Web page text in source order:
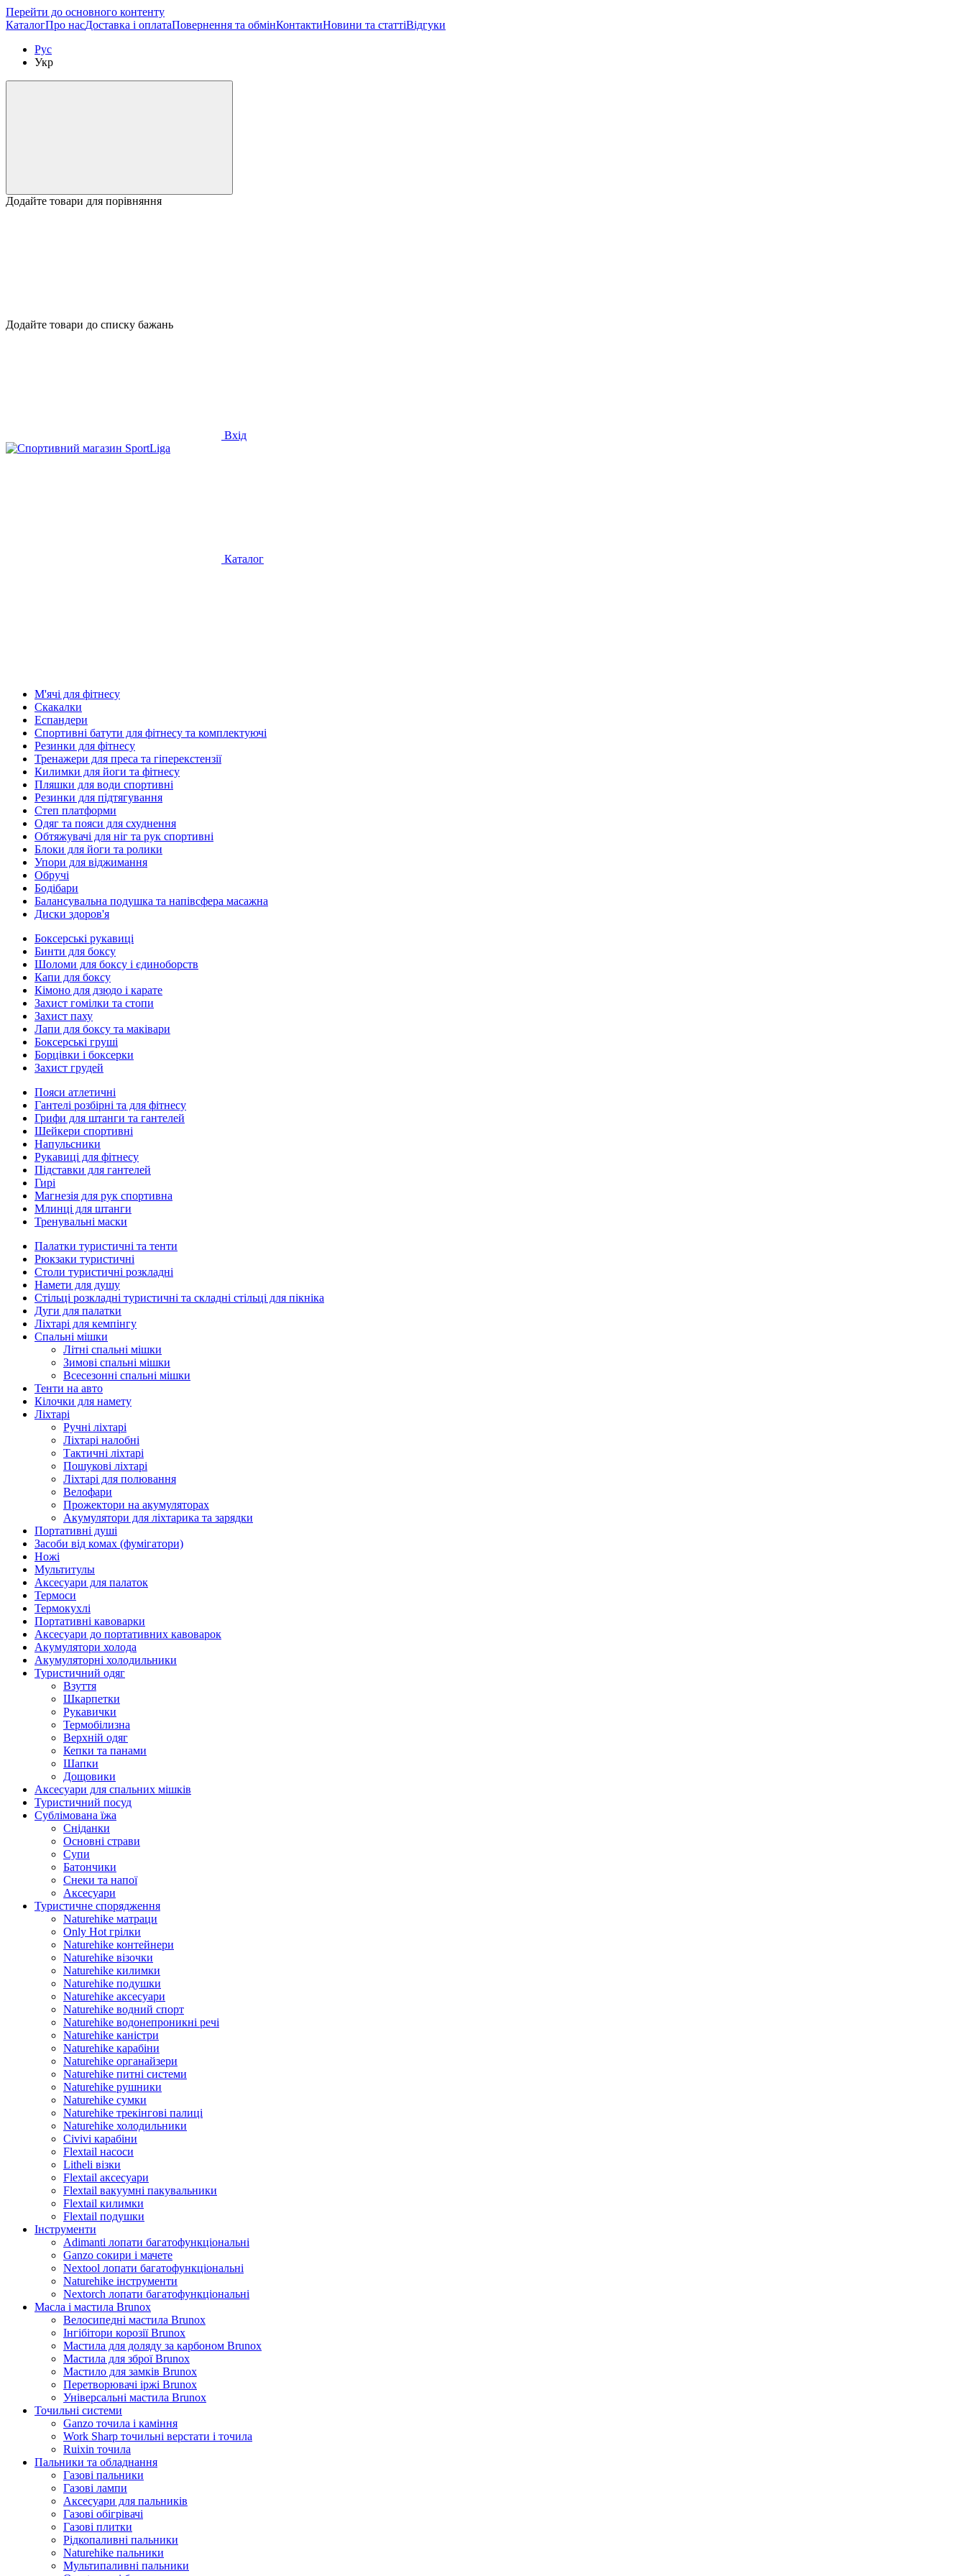
Перейти до основного контенту
КаталогПро насДоставка і оплатаПовернення та обмінКонтактиНовини та статтіВідгуки
Рус
Укр
Додайте товари для порівняння
Додайте товари до списку бажань
Вхід
Каталог
М'ячі для фітнесу
Скакалки
Еспандери
Спортивні батути для фітнесу та комплектуючі
Резинки для фітнесу
Тренажери для преса та гіперекстензії
Килимки для йоги та фітнесу
Пляшки для води спортивні
Резинки для підтягування
Степ платформи
Одяг та пояси для схуднення
Обтяжувачі для ніг та рук спортивні
Блоки для йоги та ролики
Упори для віджимання
Обручі
Бодібари
Балансувальна подушка та напівсфера масажна
Диски здоров'я
Боксерські рукавиці
Бинти для боксу
Шоломи для боксу і єдиноборств
Капи для боксу
Кімоно для дзюдо і карате
Захист гомілки та стопи
Захист паху
Лапи для боксу та маківари
Боксерські груші
Борцівки і боксерки
Захист грудей
Пояси атлетичні
Гантелі розбірні та для фітнесу
Грифи для штанги та гантелей
Шейкери спортивні
Напульсники
Рукавиці для фітнесу
Підставки для гантелей
Гирі
Магнезія для рук спортивна
Млинці для штанги
Тренувальні маски
Палатки туристичні та тенти
Рюкзаки туристичні
Столи туристичні розкладні
Намети для душу
Стільці розкладні туристичні та складні стільці для пікніка
Дуги для палатки
Ліхтарі для кемпінгу
Спальні мішки
Літні спальні мішки
Зимові спальні мішки
Всесезонні спальні мішки
Тенти на авто
Кілочки для намету
Ліхтарі
Ручні ліхтарі
Ліхтарі налобні
Тактичні ліхтарі
Пошукові ліхтарі
Ліхтарі для полювання
Велофари
Прожектори на акумуляторах
Акумулятори для ліхтарика та зарядки
Портативні душі
Засоби від комах (фумігатори)
Ножі
Мультитулы
Аксесуари для палаток
Термоси
Термокухлі
Портативні кавоварки
Аксесуари до портативних кавоварок
Акумулятори холода
Акумуляторні холодильники
Туристичний одяг
Взуття
Шкарпетки
Рукавички
Термобілизна
Верхній одяг
Кепки та панами
Шапки
Дощовики
Аксесуари для спальних мішків
Туристичний посуд
Сублімована їжа
Сніданки
Основні страви
Супи
Батончики
Снеки та напої
Аксесуари
Туристичне спорядження
Naturehike матраци
Only Hot грілки
Naturehike контейнери
Naturehike візочки
Naturehike килимки
Naturehike подушки
Naturehike аксесуари
Naturehike водний спорт
Naturehike водонепроникні речі
Naturehike каністри
Naturehike карабіни
Naturehike органайзери
Naturehike питні системи
Naturehike рушники
Naturehike сумки
Naturehike трекінгові палиці
Naturehike холодильники
Сivivi карабіни
Flextail насоси
Litheli візки
Flextail аксесуари
Flextail вакуумні пакувальники
Flextail килимки
Flextail подушки
Інструменти
Adimanti лопати багатофункціональні
Ganzo сокири і мачете
Nextool лопати багатофункціональні
Naturehike інструменти
Nextorch лопати багатофункціональні
Масла і мастила Brunox
Велосипедні мастила Brunox
Інгібітори корозії Brunox
Мастила для доляду за карбоном Brunox
Мастила для зброї Brunox
Мастило для замків Brunox
Перетворювачі іржі Brunox
Універсальні мастила Brunox
Точильні системи
Ganzo точила і каміння
Work Sharp точильні верстати і точила
Ruixin точила
Пальники та обладнання
Газові пальники
Газові лампи
Аксесуари для пальників
Газові обігрівачі
Газові плитки
Рідкопаливні пальники
Naturehike пальники
Мультипаливні пальники